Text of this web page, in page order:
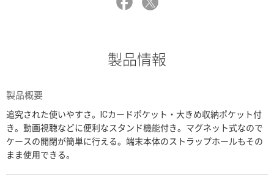
製品情報
製品概要
追究された使いやすさ。ICカードポケット・大きめ収納ポケット付
き。動画視聴などに便利なスタンド機能付き。マグネット式なので
ケースの開閉が簡単に行える。端末本体のストラップホールもその
まま使用できる。